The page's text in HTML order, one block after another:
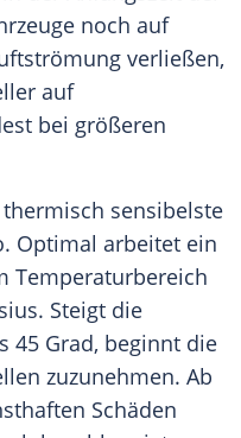
noch auf
verließen,
auf
bei größeren
sensibelste
. Optimal arbeitet ein
Temperaturbereich
. Steigt die
45 Grad, beginnt die
zuzunehmen. Ab
Schäden